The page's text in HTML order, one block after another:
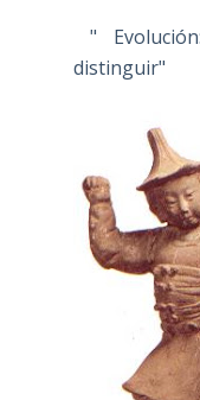
"
distinguir"